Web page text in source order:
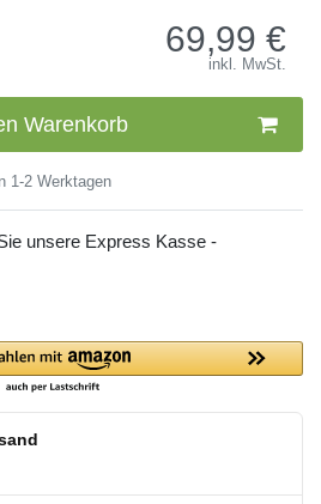
69,99 €
inkl. MwSt.
Warenkorb
1-2 Werktagen
unsere Express Kasse -